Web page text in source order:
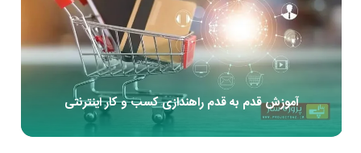
آموزش قدم به قدم راهندازی کسب و کار اینترنتی